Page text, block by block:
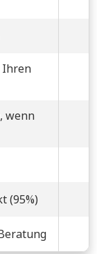
Ihren
wenn
(95%)